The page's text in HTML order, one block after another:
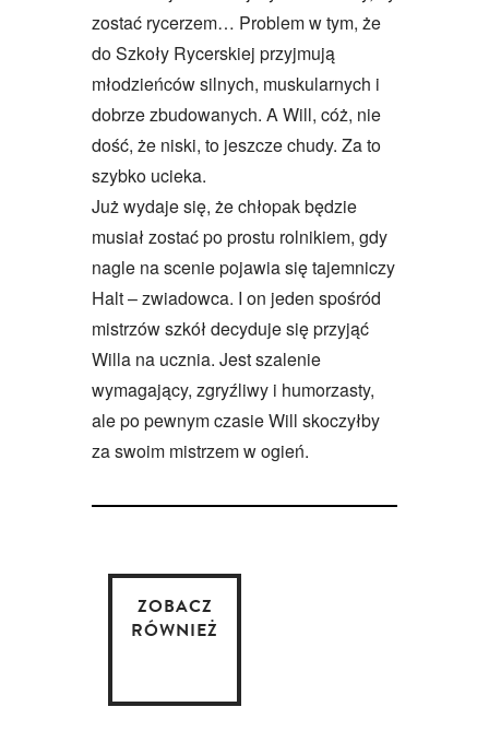
zostać rycerzem… Problem w tym, że
do Szkoły Rycerskiej przyjmują
młodzieńców silnych, muskularnych i
dobrze zbudowanych. A Will, cóż, nie
dość, że niski, to jeszcze chudy. Za to
szybko ucieka.
Już wydaje się, że chłopak będzie
musiał zostać po prostu rolnikiem, gdy
nagle na scenie pojawia się tajemniczy
Halt – zwiadowca. I on jeden spośród
mistrzów szkół decyduje się przyjąć
Willa na ucznia. Jest szalenie
wymagający, zgryźliwy i humorzasty,
ale po pewnym czasie Will skoczyłby
za swoim mistrzem w ogień.
ZOBACZ
RÓWNIEŻ